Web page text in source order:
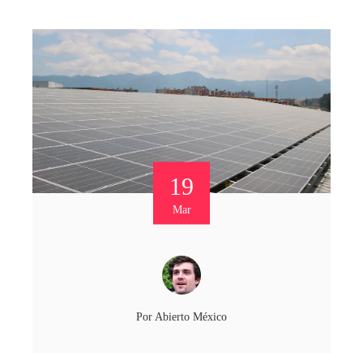
19
Mar
PorAbierto México